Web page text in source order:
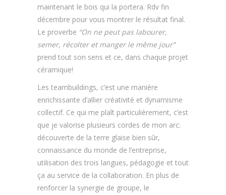
maintenant le bois qui la portera. Rdv fin
décembre pour vous montrer le résultat final.
Le proverbe “On ne peut pas labourer,
semer, récolter et manger le même jour”
prend tout son sens et ce, dans chaque projet
céramique!
Les teambuildings, c’est une manière
enrichissante d’allier créativité et dynamisme
collectif. Ce qui me plaît particulièrement, c’est
que je valorise plusieurs cordes de mon arc:
découverte de la terre glaise bien sûr,
connaissance du monde de l’entreprise,
utilisation des trois langues, pédagogie et tout
ça au service de la collaboration. En plus de
renforcer la synergie de groupe, le